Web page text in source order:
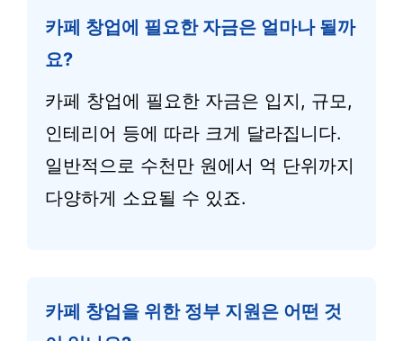
카페 창업에 필요한 자금은 얼마나 될까
요?
카페 창업에 필요한 자금은 입지, 규모,
인테리어 등에 따라 크게 달라집니다.
일반적으로 수천만 원에서 억 단위까지
다양하게 소요될 수 있죠.
카페 창업을 위한 정부 지원은 어떤 것